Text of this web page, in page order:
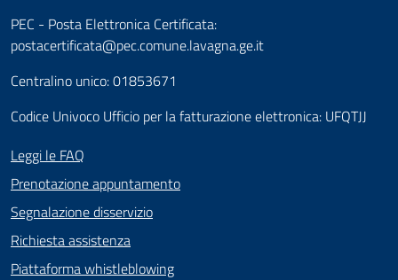
PEC - Posta Elettronica Certificata:
postacertificata@pec.comune.lavagna.ge.it
Centralino unico: 01853671
Codice Univoco Ufficio per la fatturazione elettronica: UFQTJJ
Leggi le FAQ
Prenotazione appuntamento
Segnalazione disservizio
Richiesta assistenza
Piattaforma whistleblowing